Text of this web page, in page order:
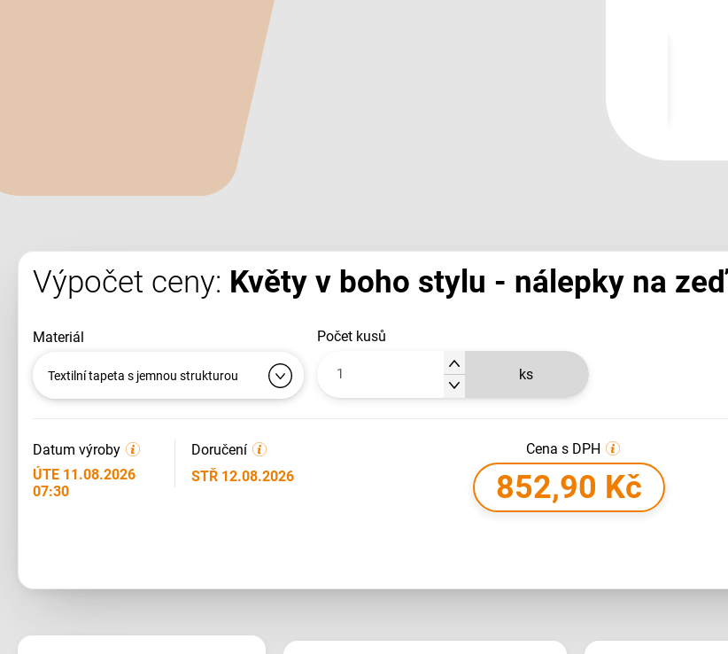
Výpočet ceny: Květy v boho stylu - nálepky na zeď
materiál
Textilní tapeta s jemnou strukturou
počet kusů
ks
Datum výroby
ÚTE 11.08.2026
07:30
Doručení
STŘ 12.08.2026
Cena s DPH
852,90 Kč